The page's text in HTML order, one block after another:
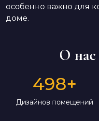
особенно важно для
доме.
О
498+
Дизайнов помещений